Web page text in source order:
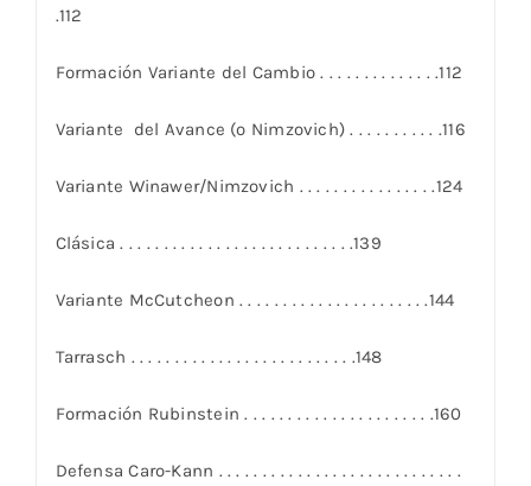
.112
Formación Variante del Cambio . . . . . . . . . . . . . .112
Variante del Avance (o Nimzovich) . . . . . . . . . . .116
Variante Winawer/Nimzovich . . . . . . . . . . . . . . . .124
Clásica . . . . . . . . . . . . . . . . . . . . . . . . . . .139
Variante McCutcheon . . . . . . . . . . . . . . . . . . . . . .144
Tarrasch . . . . . . . . . . . . . . . . . . . . . . . . . .148
Formación Rubinstein . . . . . . . . . . . . . . . . . . . . . .160
Defensa Caro-Kann . . . . . . . . . . . . . . . . . . . . . . . . . . . .